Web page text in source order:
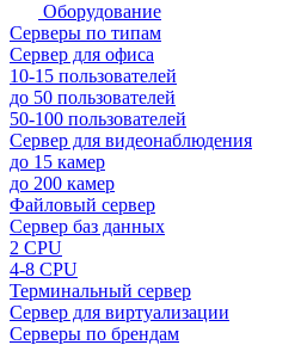
Оборудование
Серверы по типам
Сервер для офиса
10-15 пользователей
до 50 пользователей
50-100 пользователей
Сервер для видеонаблюдения
до 15 камер
до 200 камер
Файловый сервер
Сервер баз данных
2 CPU
4-8 CPU
Терминальный сервер
Сервер для виртуализации
Серверы по брендам